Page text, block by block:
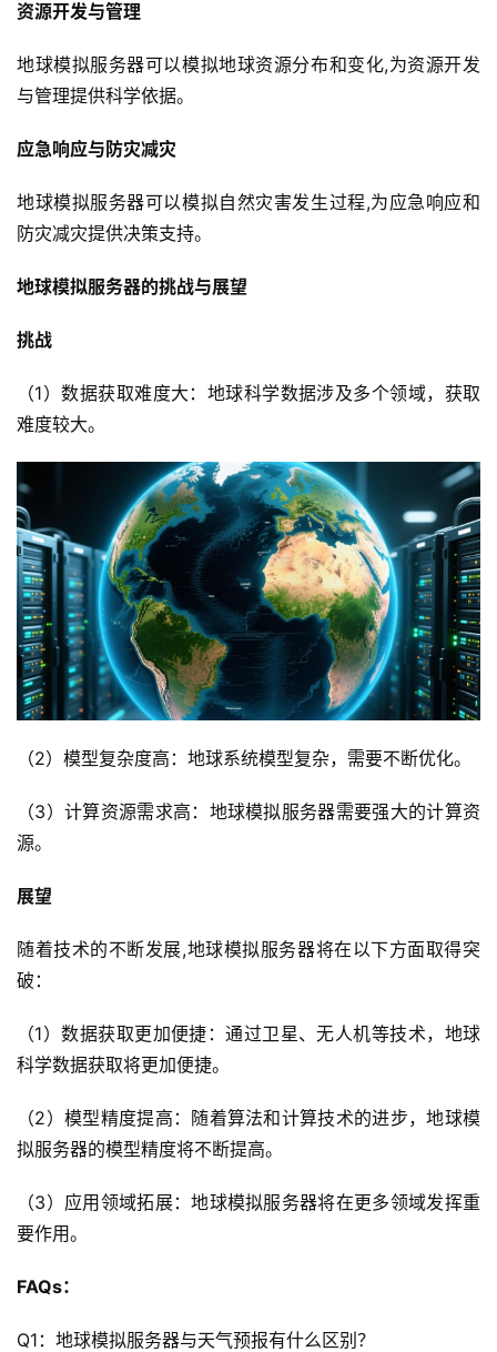
计
助
心
技
术
教
程
网
站
运
维
虚
拟
主
机
业
动
态
签
归
资源开发与管理
地球模拟服务器可以模拟地球资源分布和变化,为资源开发
与管理提供科学依据。
应急响应与防灾减灾
地球模拟服务器可以模拟自然灾害发生过程,为应急响应和
防灾减灾提供决策支持。
地球模拟服务器的挑战与展望
挑战
（1）数据获取难度大：地球科学数据涉及多个领域，获取
难度较大。
（2）模型复杂度高：地球系统模型复杂，需要不断优化。
（3）计算资源需求高：地球模拟服务器需要强大的计算资
源。
展望
随着技术的不断发展,地球模拟服务器将在以下方面取得突
破：
（1）数据获取更加便捷：通过卫星、无人机等技术，地球
科学数据获取将更加便捷。
（2）模型精度提高：随着算法和计算技术的进步，地球模
拟服务器的模型精度将不断提高。
（3）应用领域拓展：地球模拟服务器将在更多领域发挥重
要作用。
FAQs：
Q1：地球模拟服务器与天气预报有什么区别？